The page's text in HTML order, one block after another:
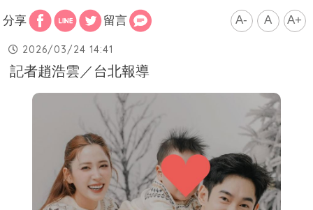
分享 留言 A- A A+
2026/03/24 14:41
記者趙浩雲／台北報導